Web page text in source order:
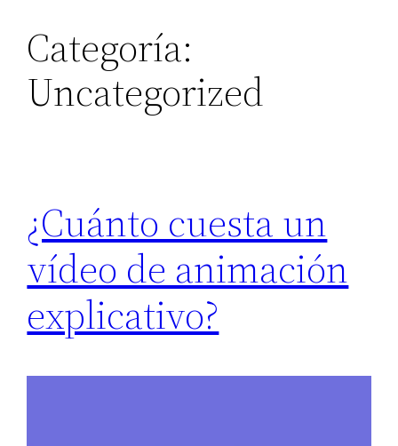
Saltar
contenido
Categoría:
Uncategorized
¿Cuánto cuesta un
vídeo de animación
explicativo?